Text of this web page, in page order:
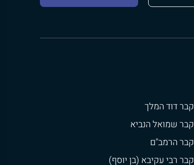
קבר דוד המלך
קבר שמואל הנביא
קבר הרמב"ם
קבר רבי עקיבא (בן יוסף)